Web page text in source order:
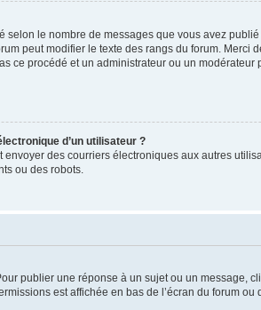
le nombre de messages que vous avez
peut modifier le texte des rangs du forum. Merci
ce procédé et un administrateur ou un
d’un utilisateur ?
des courriers électroniques aux autres
ou des robots.
publier une réponse à un sujet ou un message,
est affichée en bas de l’écran du forum